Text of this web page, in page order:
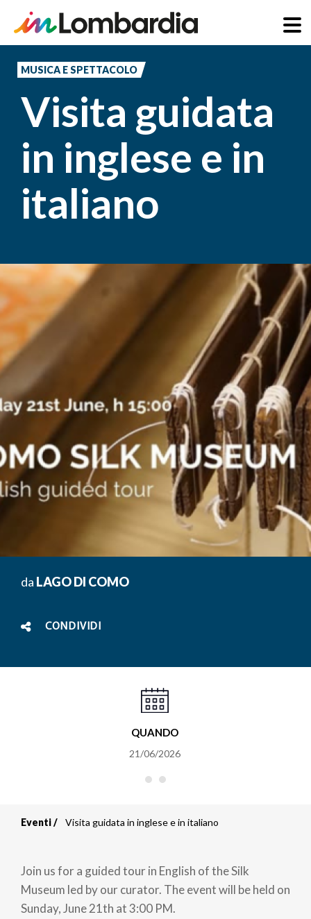
principale
MUSICA E SPETTACOLO
Visita guidata
in inglese e in
italiano
da LAGO DI COMO
CONDIVIDI
QUANDO
21/06/2026
di
pane
Eventi Visita guidata in inglese e in italiano
Join us for a guided tour in English of the Silk
Museum led by our curator. The event will be held on
Sunday, June 21th at 3:00 PM.